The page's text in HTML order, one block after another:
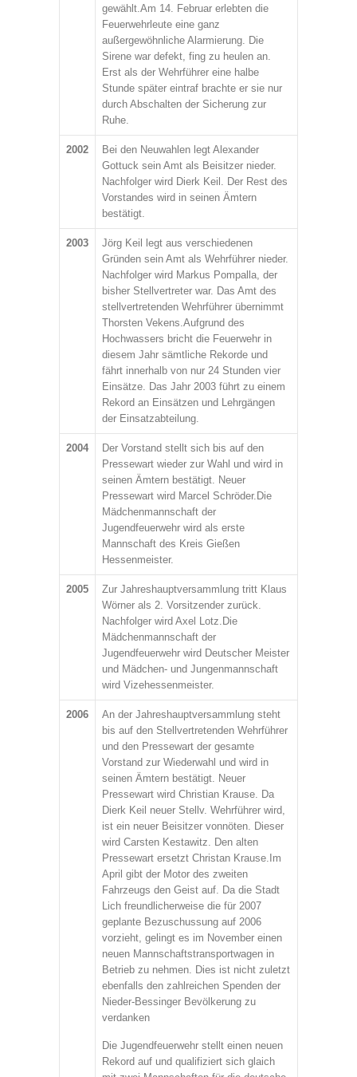
gewählt.Am 14. Februar erlebten die
Feuerwehrleute eine ganz
außergewöhnliche Alarmierung. Die
Sirene war defekt, fing zu heulen an.
Erst als der Wehrführer eine halbe
Stunde später eintraf brachte er sie nur
durch Abschalten der Sicherung zur
Ruhe.
2002
Bei den Neuwahlen legt Alexander
Gottuck sein Amt als Beisitzer nieder.
Nachfolger wird Dierk Keil. Der Rest des
Vorstandes wird in seinen Ämtern
bestätigt.
2003
Jörg Keil legt aus verschiedenen
Gründen sein Amt als Wehrführer nieder.
Nachfolger wird Markus Pompalla, der
bisher Stellvertreter war. Das Amt des
stellvertretenden Wehrführer übernimmt
Thorsten Vekens.Aufgrund des
Hochwassers bricht die Feuerwehr in
diesem Jahr sämtliche Rekorde und
fährt innerhalb von nur 24 Stunden vier
Einsätze. Das Jahr 2003 führt zu einem
Rekord an Einsätzen und Lehrgängen
der Einsatzabteilung.
2004
Der Vorstand stellt sich bis auf den
Pressewart wieder zur Wahl und wird in
seinen Ämtern bestätigt. Neuer
Pressewart wird Marcel Schröder.Die
Mädchenmannschaft der
Jugendfeuerwehr wird als erste
Mannschaft des Kreis Gießen
Hessenmeister.
2005
Zur Jahreshauptversammlung tritt Klaus
Wörner als 2. Vorsitzender zurück.
Nachfolger wird Axel Lotz.Die
Mädchenmannschaft der
Jugendfeuerwehr wird Deutscher Meister
und Mädchen- und Jungenmannschaft
wird Vizehessenmeister.
2006
An der Jahreshauptversammlung steht
bis auf den Stellvertretenden Wehrführer
und den Pressewart der gesamte
Vorstand zur Wiederwahl und wird in
seinen Ämtern bestätigt. Neuer
Pressewart wird Christian Krause. Da
Dierk Keil neuer Stellv. Wehrführer wird,
ist ein neuer Beisitzer vonnöten. Dieser
wird Carsten Kestawitz. Den alten
Pressewart ersetzt Christan Krause.Im
April gibt der Motor des zweiten
Fahrzeugs den Geist auf. Da die Stadt
Lich freundlicherweise die für 2007
geplante Bezuschussung auf 2006
vorzieht, gelingt es im November einen
neuen Mannschaftstransportwagen in
Betrieb zu nehmen. Dies ist nicht zuletzt
ebenfalls den zahlreichen Spenden der
Nieder-Bessinger Bevölkerung zu
verdanken
Die Jugendfeuerwehr stellt einen neuen
Rekord auf und qualifiziert sich glaich